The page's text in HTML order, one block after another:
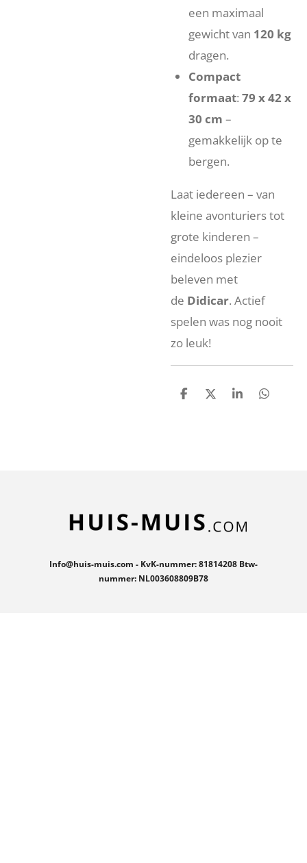
een maximaal
gewicht van 120 kg
dragen.
Compact
formaat: 79 x 42 x
30 cm –
gemakkelijk op te
bergen.
Laat iedereen – van
kleine avonturiers tot
grote kinderen –
eindeloos plezier
beleven met
de Didicar. Actief
spelen was nog nooit
zo leuk!
D
D
S
D
Info@huis-muis.com - KvK-nummer: 81814208 Btw-
nummer: NL003608809B78